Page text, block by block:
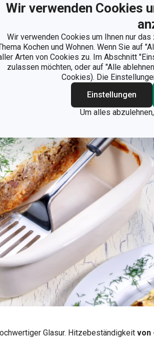
Wir verwenden Cookies
Wir verwenden Cookies um Ihnen nur
Kochen und Wohnen. Wenn Sie auf
Arten von Cookies zu. Im Abschnitt
zulassen möchten, oder auf "Alle
Cookies). Die
Einstellungen
Um alles
Glasur. Hitzebeständigkeit von